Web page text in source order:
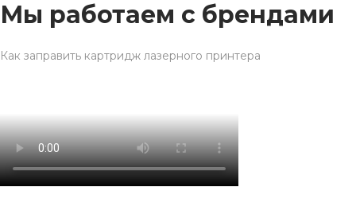
Мы работаем с брендами
Как заправить картридж лазерного принтера